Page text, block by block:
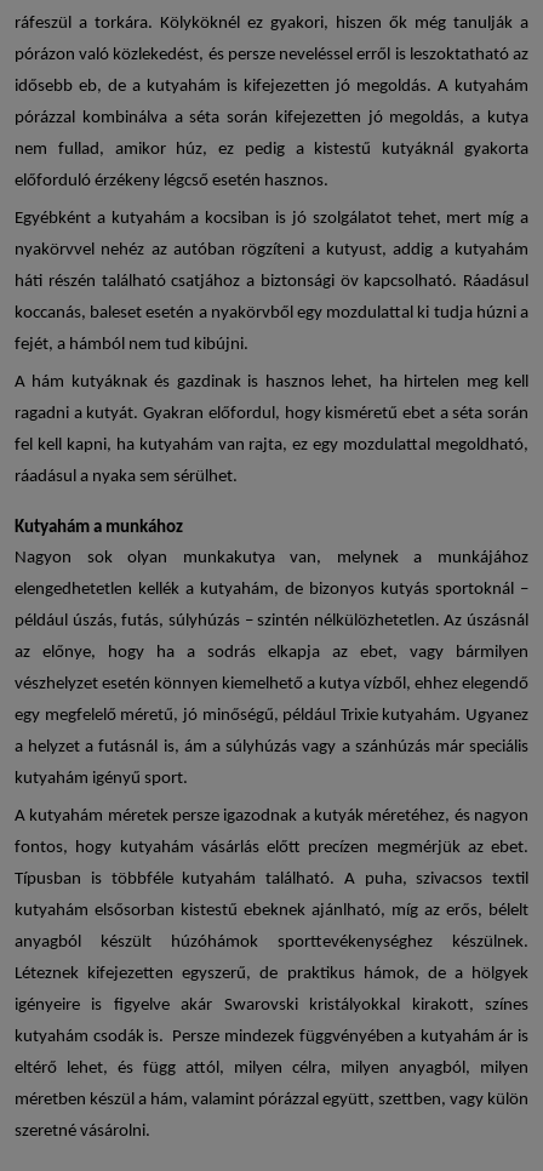
ráfeszül a torkára. Kölyköknél ez gyakori, hiszen ők még tanulják a
pórázon való közlekedést, és persze neveléssel erről is leszoktatható az
idősebb eb, de a kutyahám is kifejezetten jó megoldás. A kutyahám
pórázzal kombinálva a séta során kifejezetten jó megoldás, a kutya
nem fullad, amikor húz, ez pedig a kistestű kutyáknál gyakorta
előforduló érzékeny légcső esetén hasznos.
Egyébként a kutyaháma kocsiban is jó szolgálatot tehet, mert míg a
nyakörvvel nehéz az autóban rögzíteni a kutyust, addig a kutyahám
háti részén található csatjához a biztonsági öv kapcsolható. Ráadásul
koccanás, baleset esetén a nyakörvből egy mozdulattal ki tudja húzni a
fejét, a hámból nem tud kibújni.
A hám kutyáknakés gazdinak is hasznos lehet, ha hirtelen meg kell
ragadni a kutyát. Gyakran előfordul, hogy kisméretű ebet a séta során
fel kell kapni, ha kutyahám van rajta, ez egy mozdulattal megoldható,
ráadásul a nyaka sem sérülhet.
Kutyahám a munkához
Nagyon sok olyan munkakutya van, melynek a munkájához
elengedhetetlen kellék a kutyahám, de bizonyos kutyás sportoknál –
például úszás, futás, súlyhúzás – szintén nélkülözhetetlen. Az úszásnál
az előnye, hogy ha a sodrás elkapja az ebet, vagy bármilyen
vészhelyzet esetén könnyen kiemelhető a kutya vízből, ehhez elegendő
egy megfelelő méretű, jó minőségű, például Trixie kutyahám. Ugyanez
a helyzet a futásnál is, ám a súlyhúzás vagy a szánhúzás már speciális
kutyahám igényű sport.
A kutyahám méretekpersze igazodnak a kutyák méretéhez, és nagyon
fontos, hogy kutyahám vásárlás előtt precízen megmérjük az ebet.
Típusban is többféle kutyahám található. A puha, szivacsos textil
kutyahám elsősorban kistestű ebeknek ajánlható, míg az erős, bélelt
anyagból készült húzóhámok sporttevékenységhez készülnek.
Léteznek kifejezetten egyszerű, de praktikus hámok, de a hölgyek
igényeire is figyelve akár Swarovski kristályokkal kirakott, színes
kutyahám csodák is. Persze mindezek függvényében a kutyahám ár is
eltérő lehet, és függ attól, milyen célra, milyen anyagból, milyen
méretben készül a hám, valamint pórázzal együtt, szettben, vagy külön
szeretné vásárolni.